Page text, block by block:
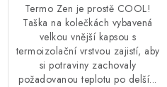
Termo Zen je prostě COOL!
Taška na kolečkách vybavená
velkou vnější kapsou s
termoizolační vrstvou zajistí, aby
si potraviny zachovaly
požadovanou teplotu po delší...